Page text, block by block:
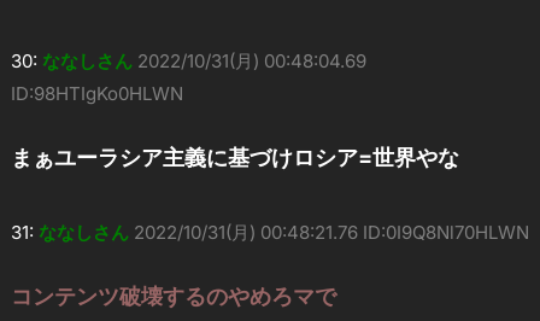
30: ななしさん 2022/10/31(月) 00:48:04.69
ID:98HTIgKo0HLWN
まぁユーラシア主義に基づけロシア=世界やな
31: ななしさん 2022/10/31(月) 00:48:21.76 ID:0I9Q8Nl70HLWN
コンテンツ破壊するのやめろマで